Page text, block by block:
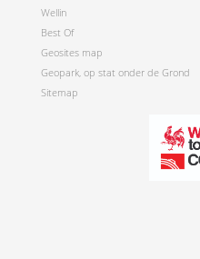
Wellin
Best Of
Geosites map
Geopark, op stat onder de Grond
Sitemap